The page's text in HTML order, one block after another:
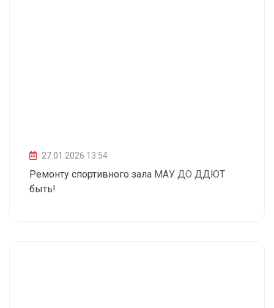
27.01.2026 13:54
Ремонту спортивного зала МАУ ДО ДДЮТ
быть!